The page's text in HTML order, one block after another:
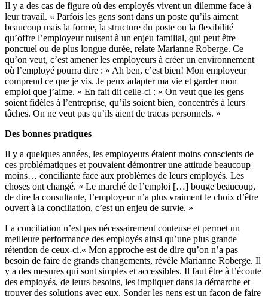
Il y a des cas de figure où des employés vivent un dilemme face à
leur travail. « Parfois les gens sont dans un poste qu’ils aiment
beaucoup mais la forme, la structure du poste ou la flexibilité
qu’offre l’employeur nuisent à un enjeu familial, qui peut être
ponctuel ou de plus longue durée, relate Marianne Roberge. Ce
qu’on veut, c’est amener les employeurs à créer un environnement
où l’employé pourra dire : « Ah ben, c’est bien! Mon employeur
comprend ce que je vis. Je peux adapter ma vie et garder mon
emploi que j’aime. » En fait dit celle-ci : « On veut que les gens
soient fidèles à l’entreprise, qu’ils soient bien, concentrés à leurs
tâches. On ne veut pas qu’ils aient de tracas personnels. »
Des bonnes pratiques
Il y a quelques années, les employeurs étaient moins conscients de
ces problématiques et pouvaient démontrer une attitude beaucoup
moins… conciliante face aux problèmes de leurs employés. Les
choses ont changé. « Le marché de l’emploi […] bouge beaucoup,
de dire la consultante, l’employeur n’a plus vraiment le choix d’être
ouvert à la conciliation, c’est un enjeu de survie. »
La conciliation n’est pas nécessairement couteuse et permet un
meilleure performance des employés ainsi qu’une plus grande
rétention de ceux-ci.« Mon approche est de dire qu’on n’a pas
besoin de faire de grands changements, révèle Marianne Roberge. Il
y a des mesures qui sont simples et accessibles. Il faut être à l’écoute
des employés, de leurs besoins, les impliquer dans la démarche et
trouver des solutions avec eux. Sonder les gens est un façon de faire